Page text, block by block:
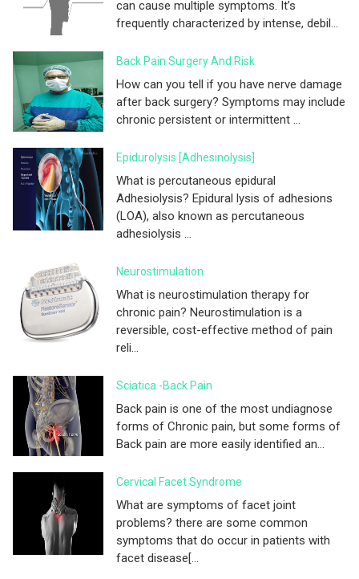
can cause multiple symptoms. It’s
frequently characterized by intense, debil...
Back Pain Surgery And Risk
How can you tell if you have nerve damage
after back surgery? Symptoms may include
chronic persistent or intermittent ...
Epidurolysis [adhesinolysis]
What is percutaneous epidural
Adhesiolysis? Epidural lysis of adhesions
(LOA), also known as percutaneous
adhesiolysis ...
Neurostimulation
What is neurostimulation therapy for
chronic pain? Neurostimulation is a
reversible, cost-effective method of pain
reli...
Sciatica -Back Pain
Back pain is one of the most undiagnose
forms of Chronic pain, but some forms of
Back pain are more easily identified an...
Cervical Facet Syndrome
What are symptoms of facet joint
problems? there are some common
symptoms that do occur in patients with
facet disease[...